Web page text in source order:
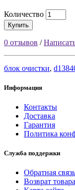
Количество
Купить
0 отзывов /
блок очистки,
Информация
Контакты
Доставка
Гарантия
Политика
Служба поддержки
Обратная связь
Возврат товара